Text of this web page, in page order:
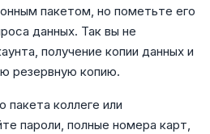
пакетом, но пометьте его
данных. Так вы не
получение копии данных и
резервную копию.
пакета коллеге или
пароли, полные номера карт,